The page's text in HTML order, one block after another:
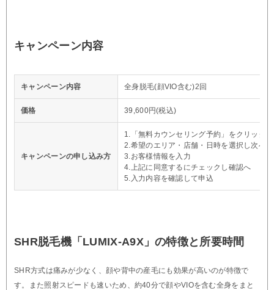
キャンペーン内容
キャンペーン内容 全身脱毛(顔VIO含む)2回
価格 39,600円(税込)
キャンペーンの申し込み方
1.「無料カウンセリング予約」をクリック
2.希望のエリア・店舗・日時を選択し次へ
3.お客様情報を入力
4.上記に同意するにチェックし確認へ
5.入力内容を確認して申込
SHR脱毛機「LUMIX-A9X」の特徴と所要時間
SHR方式は痛みが少なく、顔や背中の産毛にも効果が高いのが特徴で
す。また照射スピードも速いため、約40分で顔やVIOを含む全身をまと